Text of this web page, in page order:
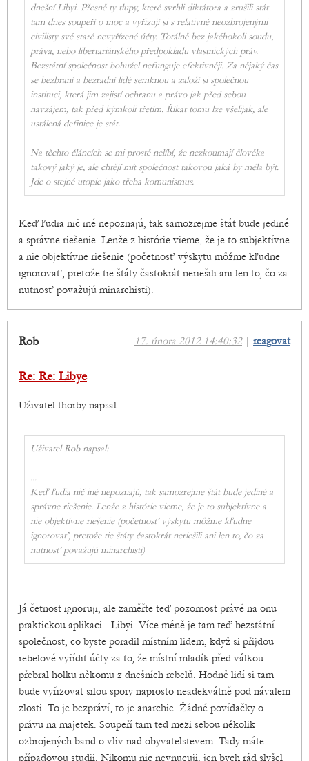
dnešní Libyi. Přesně ty tlupy, které svrhli diktátora a zrušili stát
tam dnes soupeří o moc a vyřizují si s relativně neozbrojenými
civilisty své staré nevyřízené účty. Totálně bez jakéhokoli soudu,
práva, nebo libertariánského předpokladu vlastnických práv.
Bezstátní společnost bohužel nefunguje efektivněji. Za nějaký čas
se bezbraní a bezradní lidé semknou a založí si společnou
instituci, která jim zajistí ochranu a právo jak před sebou
navzájem, tak před kýmkoli třetím. Říkat tomu lze všelijak, ale
ustálená definice je stát.
Na těchto článcích se mi prostě nelíbí, že nezkoumají člověka
takový jaký je, ale chtějí mít společnost takovou jaká by měla být.
Jde o stejné utopie jako třeba komunismus.
Keď ľudia nič iné nepoznajú, tak samozrejme štát bude jediné
a správne riešenie. Lenže z histórie vieme, že je to subjektívne
a nie objektívne riešenie (početnosť výskytu môžme kľudne
ignorovať, pretože tie štáty častokrát neriešili ani len to, čo za
nutnosť považujú minarchisti).
17. února 2012 14:40:32| reagovat
Rob
Re: Re: Libye
Uživatel thorby napsal:
Uživatel Rob napsal:
...
Keď ľudia nič iné nepoznajú, tak samozrejme štát bude jediné a
správne riešenie. Lenže z histórie vieme, že je to subjektívne a
nie objektívne riešenie (početnosť výskytu môžme kľudne
ignorovať, pretože tie štáty častokrát neriešili ani len to, čo za
nutnosť považujú minarchisti)
Já četnost ignoruji, ale zaměřte teď pozornost právě na onu
praktickou aplikaci - Libyi. Více méně je tam teď bezstátní
společnost, co byste poradil místním lidem, když si přijdou
rebelové vyřídit účty za to, že místní mladík před válkou
přebral holku někomu z dnešních rebelů. Hodně lidí si tam
bude vyřizovat silou spory naprosto neadekvátně pod návalem
zlosti. To je bezpráví, to je anarchie. Žádné povídačky o
právu na majetek. Soupeří tam ted mezi sebou několik
ozbrojených band o vliv nad obyvatelstevem. Tady máte
případovou studii. Nikomu nic nevnucuji, jen bych rád slyšel